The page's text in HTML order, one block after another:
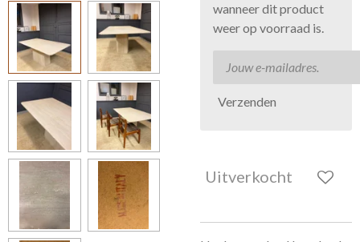
wanneer dit product
weer op voorraad is.
Verzenden
Uitverkocht